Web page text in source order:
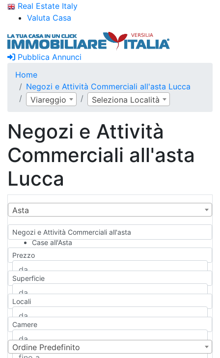
Real Estate Italy
Valuta Casa
Pubblica Annunci
Home
Negozi e Attività Commerciali all'asta Lucca
Viareggio
Seleziona Località
Negozi e Attività
Commerciali all'asta
Lucca
Asta
Negozi e Attività Commerciali all'asta
Case all'Asta
Qualsiasi
Appartamento
Casa indipendente
Casa Semi-indipendente
Attico/Mansarda
Rustico/Casale
Camera d'Albergo
Multiproprietà
Prezzo
Superficie
Locali
Camere
Ordine Predefinito